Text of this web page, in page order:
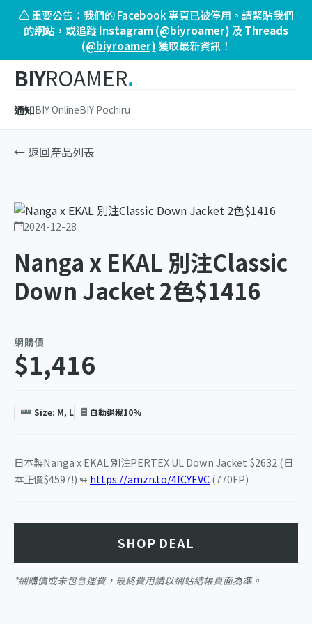
⚠️ 重要公告：我們的 Facebook 專頁已被停用。請緊貼我們
的網站 ，或追蹤Instagram (@biyroamer) 及 Threads
(@biyroamer)獲取最新資訊！
BIYROAMER.
通知BIY OnlineBIY Pochiru
← 返回產品列表
2024-12-28
Nanga x EKAL 別注Classic
Down Jacket 2色$1416
網購價
$1,416
Size: M, L 自動退稅10%
日本製Nanga x EKAL 別注PERTEX UL Down Jacket $2632 (日
本正價$4597!) ↬ https://amzn.to/4fCYEVC(770FP)
SHOP DEAL
*網購價或未包含運費，最終費用請以網站結帳頁面為準。